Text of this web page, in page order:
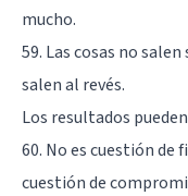
mucho.
59. Las cosas no
salen al revés.
Los resultados
60. No es cuestión de
cuestión de